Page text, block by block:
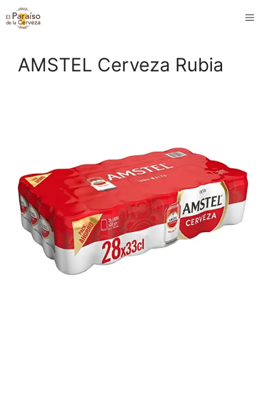
Saltar
al
AMSTEL Cerveza Rubia